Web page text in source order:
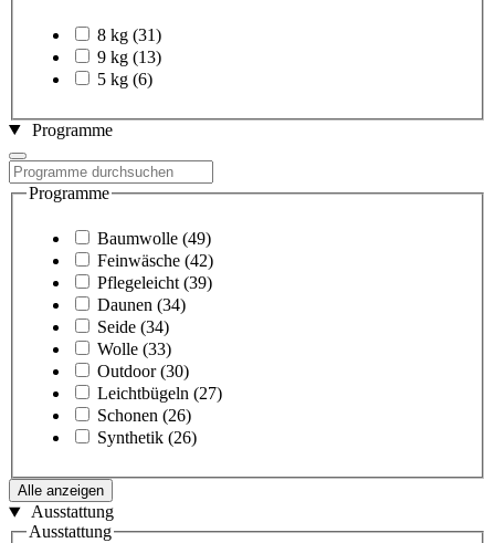
8 kg (31)
9 kg (13)
5 kg (6)
Programme
Programme
Baumwolle (49)
Feinwäsche (42)
Pflegeleicht (39)
Daunen (34)
Seide (34)
Wolle (33)
Outdoor (30)
Leichtbügeln (27)
Schonen (26)
Synthetik (26)
Alle anzeigen
Ausstattung
Ausstattung